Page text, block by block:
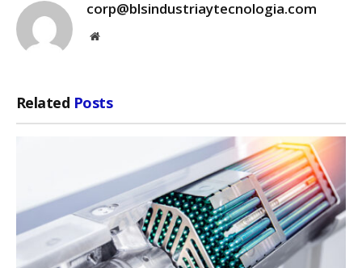
corp@blsindustriaytecnologia.com
Website
Related Posts